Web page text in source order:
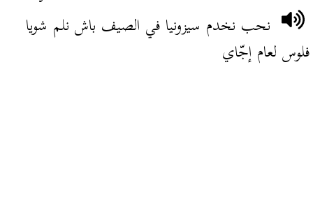
نحب نخدم سيزونيا في الصيف باش نلم شويا
فلوس لعام إجّاي